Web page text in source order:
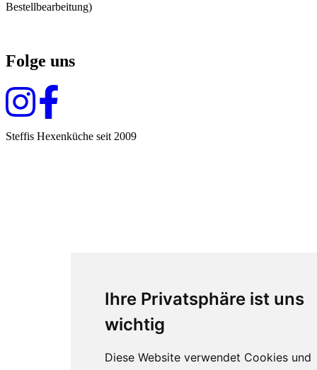
Ihre Privatsphäre ist uns
wichtig
Diese Website verwendet Cookies und
Bestellbearbeitung)
Folge uns
Steffis Hexenküche seit 2009